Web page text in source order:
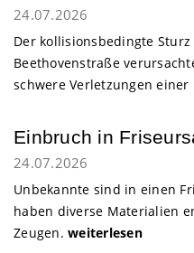
24.07.2026
Der kollisionsbedingte
Beethovenstraße
schwere Verletzungen
Einbruch in
24.07.2026
Unbekannte sind in einen
haben diverse Materialien
Zeugen. weiterlesen